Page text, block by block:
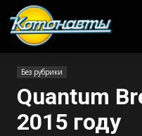
Без рубрики
Quantum
2015 году